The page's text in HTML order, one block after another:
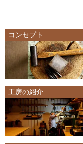
コンセプト
工房の紹介